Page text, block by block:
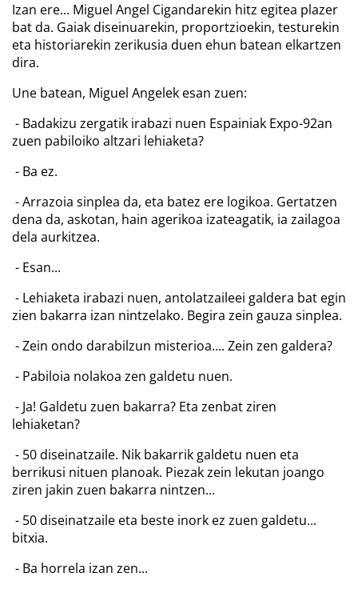
Izan ere... Miguel Angel Cigandarekin hitz egitea plazer
bat da. Gaiak diseinuarekin, proportzioekin, testurekin
eta historiarekin zerikusia duen ehun batean elkartzen
dira.
Une batean, Miguel Angelek esan zuen:
- Badakizu zergatik irabazi nuen Espainiak Expo-92an
zuen pabiloiko altzari lehiaketa?
- Ba ez.
-Arrazoia sinplea da, eta batez ere logikoa. Gertatzen
dena da, askotan, hain agerikoa izateagatik, ia zailagoa
dela aurkitzea.
- Esan...
- Lehiaketa irabazi nuen, antolatzaileei galdera bat egin
zien bakarra izan nintzelako. Begira zein gauza sinplea.
-Zein ondo darabilzun misterioa.... Zein zen galdera?
- Pabiloia nolakoa zen galdetu nuen.
- Ja! Galdetu zuen bakarra? Eta zenbat ziren
lehiaketan?
- 50 diseinatzaile. Nik bakarrik galdetu nuen eta
berrikusi nituen planoak. Piezak zein lekutan joango
ziren jakin zuen bakarra nintzen...
- 50 diseinatzaile eta beste inork ez zuen galdetu...
bitxia.
- Ba horrela izan zen...